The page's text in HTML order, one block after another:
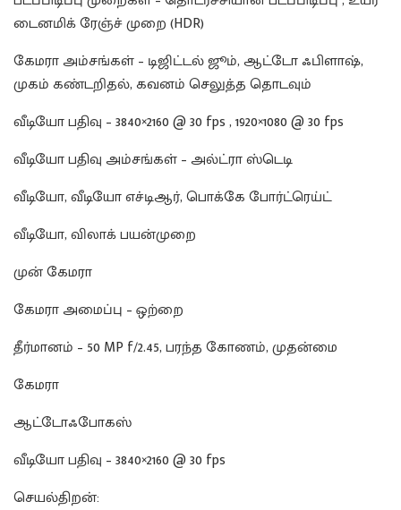
டைனமிக் ரேஞ்ச் முறை (HDR)
கேமரா அம்சங்கள் – டிஜிட்டல் ஜூம், ஆட்டோ ஃபிளாஷ்,
முகம் கண்டறிதல், கவனம் செலுத்த தொடவும்
வீடியோ பதிவு – 3840×2160 @ 30 fps , 1920×1080 @ 30 fps
வீடியோ பதிவு அம்சங்கள் – அல்ட்ரா ஸ்டெடி
வீடியோ, வீடியோ எச்டிஆர், பொக்கே போர்ட்ரெய்ட்
வீடியோ, விலாக் பயன்முறை
முன் கேமரா
கேமரா அமைப்பு – ஒற்றை
தீர்மானம் – 50 MP f/2.45, பரந்த கோணம், முதன்மை
கேமரா
ஆட்டோஃபோகஸ்
வீடியோ பதிவு – 3840×2160 @ 30 fps
செயல்திறன்: